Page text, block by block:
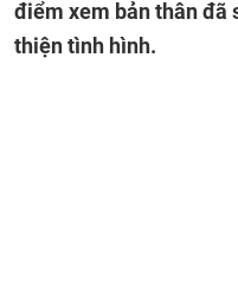
điểm xem bản thân đã
thiện tình hình.